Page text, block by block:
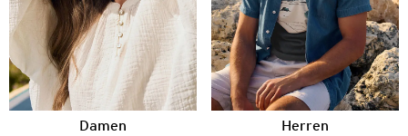
Damen Herren